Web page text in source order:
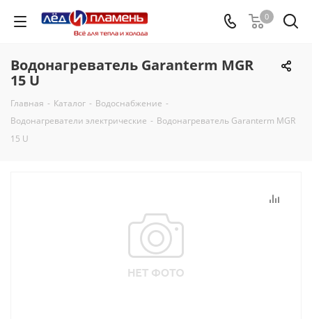
0
Водонагреватель Garanterm MGR
15 U
Главная - Каталог - Водоснабжение -
Водонагреватели электрические - Водонагреватель Garanterm MGR
15 U